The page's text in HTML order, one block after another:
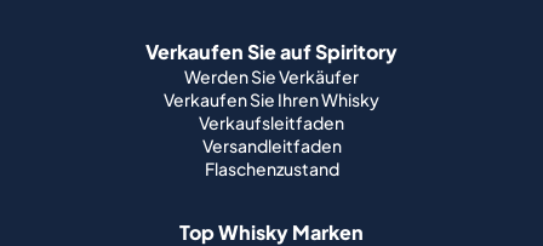
Verkaufen Sie auf Spiritory
Werden Sie Verkäufer
Verkaufen Sie Ihren Whisky
Verkaufsleitfaden
Versandleitfaden
Flaschenzustand
Top Whisky Marken